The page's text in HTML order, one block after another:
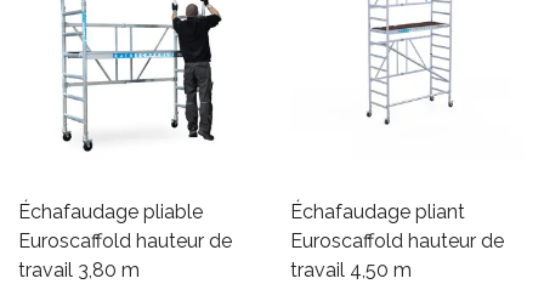
Échafaudage pliable
Euroscaffold hauteur de
travail 3,80 m
Échafaudage pliant
Euroscaffold hauteur de
travail 4,50 m